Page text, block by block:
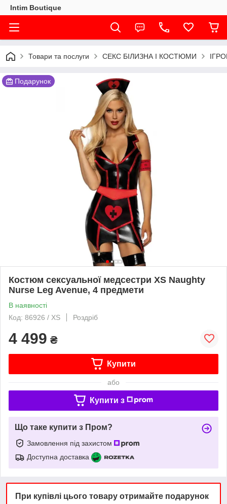
Intim Boutique
Товари та послуги СЕКС БІЛИЗНА І КОСТЮМИ
Подарунок
Костюм сексуальної медсестри XS Naughty
Nurse Leg Avenue, 4 предмети
В наявності
Код: 86926 / XS
Роздріб
4 499 ₴
Купити
або
Купити з
Що таке купити з Пром?
Замовлення під захистом
Доступна доставка
При купівлі цього товару отримайте подарунок